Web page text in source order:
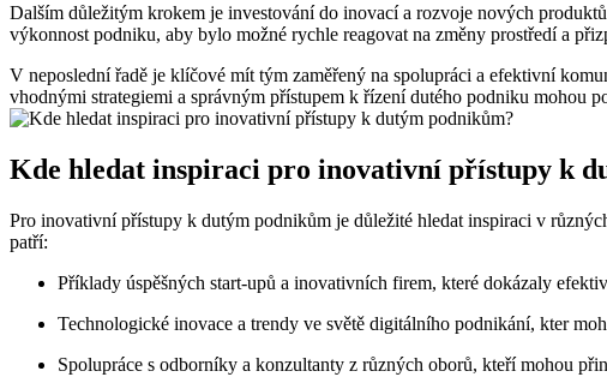
Dalším důležitým krokem je investování do inovací a rozvoje nových
výkonnost podniku, aby bylo možné rychle reagovat na změny prostředí a
V neposlední řadě je klíčové mít tým zaměřený na spolupráci a efektivní
vhodnými strategiemi a správným přístupem k řízení dutého podniku mohou
Kde hledat inspiraci pro inovativní přístupy k
Pro inovativní přístupy k dutým podnikům je důležité hledat inspiraci v
patří:
Příklady úspěšných start-upů a inovativních firem, které dokázaly
Technologické inovace a trendy ve světě digitálního podnikání, kter
Spolupráce s odborníky a konzultanty z různých oborů, kteří mohou